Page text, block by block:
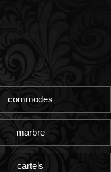
commodes
marbre
cartels